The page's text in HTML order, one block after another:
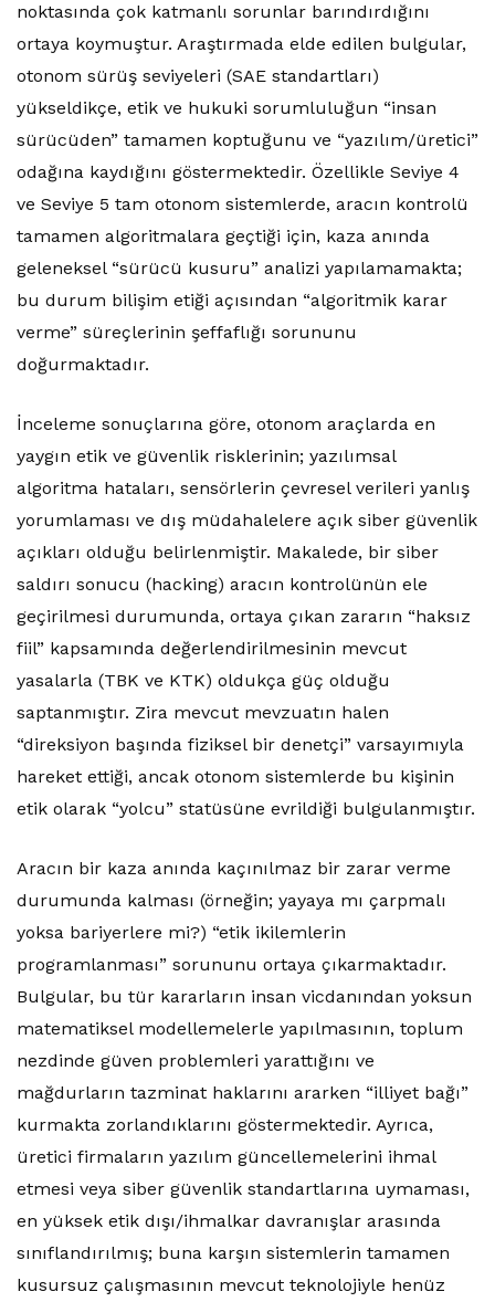
noktasında çok katmanlı sorunlar barındırdığını
ortaya koymuştur. Araştırmada elde edilen bulgular,
otonom sürüş seviyeleri (SAE standartları)
yükseldikçe, etik ve hukuki sorumluluğun “insan
sürücüden” tamamen koptuğunu ve “yazılım/üretici”
odağına kaydığını göstermektedir. Özellikle Seviye 4
ve Seviye 5 tam otonom sistemlerde, aracın kontrolü
tamamen algoritmalara geçtiği için, kaza anında
geleneksel “sürücü kusuru” analizi yapılamamakta;
bu durum bilişim etiği açısından “algoritmik karar
verme” süreçlerinin şeffaflığı sorununu
doğurmaktadır.
İnceleme sonuçlarına göre, otonom araçlarda en
yaygın etik ve güvenlik risklerinin; yazılımsal
algoritma hataları, sensörlerin çevresel verileri yanlış
yorumlaması ve dış müdahalelere açık siber güvenlik
açıkları olduğu belirlenmiştir. Makalede, bir siber
saldırı sonucu (hacking) aracın kontrolünün ele
geçirilmesi durumunda, ortaya çıkan zararın “haksız
fiil” kapsamında değerlendirilmesinin mevcut
yasalarla (TBK ve KTK) oldukça güç olduğu
saptanmıştır. Zira mevcut mevzuatın halen
“direksiyon başında fiziksel bir denetçi” varsayımıyla
hareket ettiği, ancak otonom sistemlerde bu kişinin
etik olarak “yolcu” statüsüne evrildiği bulgulanmıştır.
Aracın bir kaza anında kaçınılmaz bir zarar verme
durumunda kalması (örneğin; yayaya mı çarpmalı
yoksa bariyerlere mi?) “etik ikilemlerin
programlanması” sorununu ortaya çıkarmaktadır.
Bulgular, bu tür kararların insan vicdanından yoksun
matematiksel modellemelerle yapılmasının, toplum
nezdinde güven problemleri yarattığını ve
mağdurların tazminat haklarını ararken “illiyet bağı”
kurmakta zorlandıklarını göstermektedir. Ayrıca,
üretici firmaların yazılım güncellemelerini ihmal
etmesi veya siber güvenlik standartlarına uymaması,
en yüksek etik dışı/ihmalkar davranışlar arasında
sınıflandırılmış; buna karşın sistemlerin tamamen
kusursuz çalışmasının mevcut teknolojiyle henüz